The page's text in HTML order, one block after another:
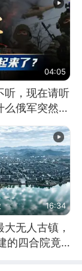
04:05
听，现在请听
么俄军突然强
16:34
大无人古镇，
的四合院竟